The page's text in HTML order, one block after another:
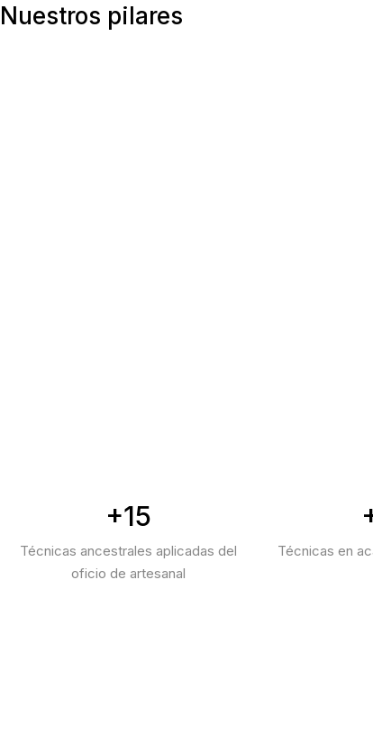
Nuestros pilares
+15
Técnicas ancestrales aplicadas del
oficio de artesanal
Técnicas en